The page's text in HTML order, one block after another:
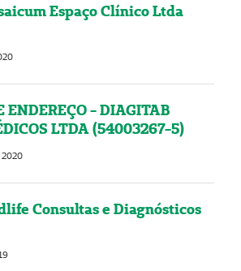
Espaço Clínico Ltda
ENDEREÇO - DIAGITAB
LTDA (54003267-5)
2020
Consultas e Diagnósticos